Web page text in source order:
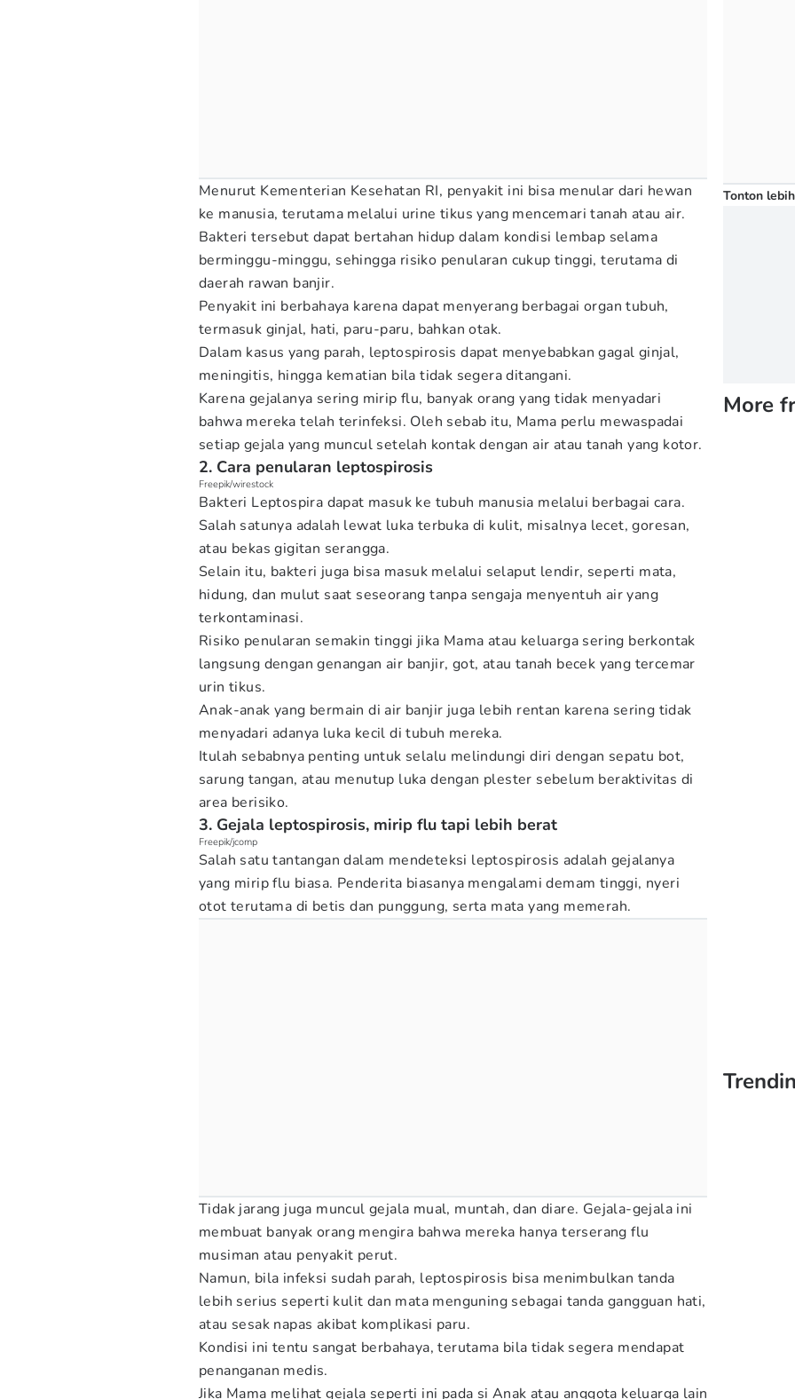
Menurut Kementerian Kesehatan RI, penyakit ini bisa menular dari hewan
ke manusia, terutama melalui urine tikus yang mencemari tanah atau air.
Bakteri tersebut dapat bertahan hidup dalam kondisi lembap selama
berminggu-minggu, sehingga risiko penularan cukup tinggi, terutama di
daerah rawan banjir.
Penyakit ini berbahaya karena dapat menyerang berbagai organ tubuh,
termasuk ginjal, hati, paru-paru, bahkan otak.
Dalam kasus yang parah, leptospirosis dapat menyebabkan gagal ginjal,
meningitis, hingga kematian bila tidak segera ditangani.
Karena gejalanya sering mirip flu, banyak orang yang tidak menyadari
bahwa mereka telah terinfeksi. Oleh sebab itu, Mama perlu mewaspadai
setiap gejala yang muncul setelah kontak dengan air atau tanah yang kotor.
2. Cara penularan leptospirosis
Freepik/wirestock
Bakteri Leptospira dapat masuk ke tubuh manusia melalui berbagai cara.
Salah satunya adalah lewat luka terbuka di kulit, misalnya lecet, goresan,
atau bekas gigitan serangga.
Selain itu, bakteri juga bisa masuk melalui selaput lendir, seperti mata,
hidung, dan mulut saat seseorang tanpa sengaja menyentuh air yang
terkontaminasi.
Risiko penularan semakin tinggi jika Mama atau keluarga sering berkontak
langsung dengan genangan air banjir, got, atau tanah becek yang tercemar
urin tikus.
Anak-anak yang bermain di air banjir juga lebih rentan karena sering tidak
menyadari adanya luka kecil di tubuh mereka.
Itulah sebabnya penting untuk selalu melindungi diri dengan sepatu bot,
sarung tangan, atau menutup luka dengan plester sebelum beraktivitas di
area berisiko.
3. Gejala leptospirosis, mirip flu tapi lebih berat
Freepik/jcomp
Salah satu tantangan dalam mendeteksi leptospirosis adalah gejalanya
yang mirip flu biasa. Penderita biasanya mengalami demam tinggi, nyeri
otot terutama di betis dan punggung, serta mata yang memerah.
Tidak jarang juga muncul gejala mual, muntah, dan diare. Gejala-gejala ini
membuat banyak orang mengira bahwa mereka hanya terserang flu
musiman atau penyakit perut.
Namun, bila infeksi sudah parah, leptospirosis bisa menimbulkan tanda
lebih serius seperti kulit dan mata menguning sebagai tanda gangguan hati,
atau sesak napas akibat komplikasi paru.
Kondisi ini tentu sangat berbahaya, terutama bila tidak segera mendapat
penanganan medis.
Jika Mama melihat gejala seperti ini pada si Anak atau anggota keluarga lain
Tonton
More